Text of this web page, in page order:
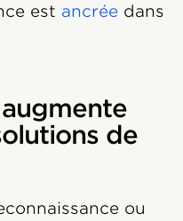
est ancrée dans
de
ou